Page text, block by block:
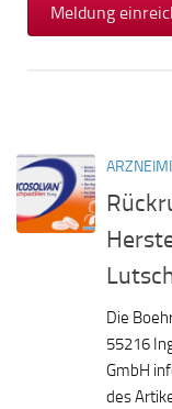
Meldung
Die
55216
GmbH
des